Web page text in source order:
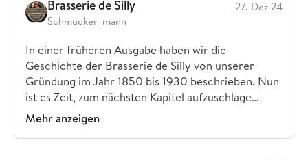
Brasserie de Silly
Schmucker_mann
27. Dez 24
In einer früheren Ausgabe haben wir die
Geschichte der Brasserie de Silly von unserer
Gründung im Jahr 1850 bis 1930 beschrieben. Nun
ist es Zeit, zum nächsten Kapitel aufzuschlage…
Mehr anzeigen